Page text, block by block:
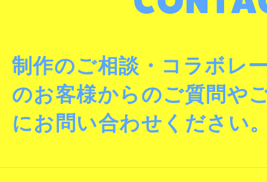
制作のご相談・コラボレ
のお客様からのご質問や
にお問い合わせください